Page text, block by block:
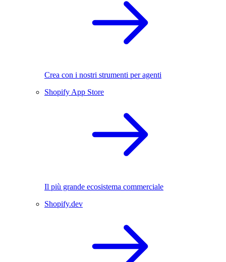
Crea con i nostri strumenti per agenti
Shopify App Store
Il più grande ecosistema commerciale
Shopify.dev